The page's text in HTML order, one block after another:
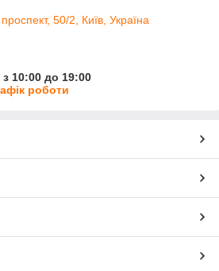
50/2, Київ, Україна
10:00 до 19:00
роботи